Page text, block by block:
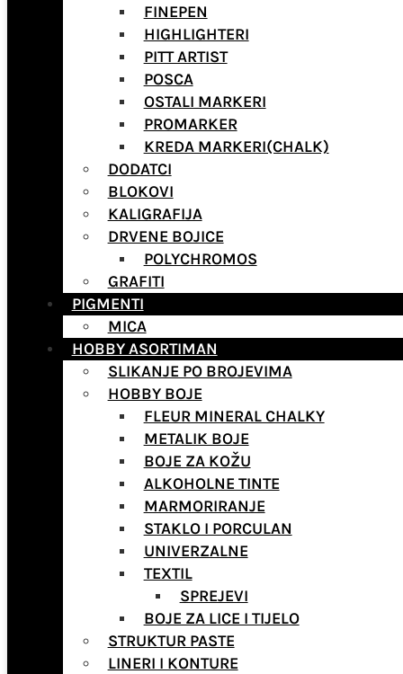
FINEPEN
HIGHLIGHTERI
PITT ARTIST
POSCA
OSTALI MARKERI
PROMARKER
KREDA MARKERI(CHALK)
DODATCI
BLOKOVI
KALIGRAFIJA
DRVENE BOJICE
POLYCHROMOS
GRAFITI
PIGMENTI
MICA
HOBBY ASORTIMAN
SLIKANJE PO BROJEVIMA
HOBBY BOJE
FLEUR MINERAL CHALKY
METALIK BOJE
BOJE ZA KOŽU
ALKOHOLNE TINTE
MARMORIRANJE
STAKLO I PORCULAN
UNIVERZALNE
TEXTIL
SPREJEVI
BOJE ZA LICE I TIJELO
STRUKTUR PASTE
LINERI I KONTURE